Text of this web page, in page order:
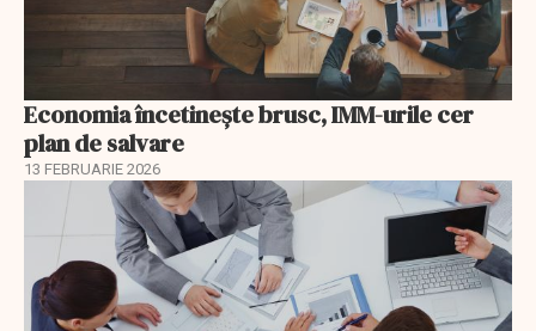
Economia încetinește brusc, IMM-urile cer
plan de salvare
13 FEBRUARIE 2026